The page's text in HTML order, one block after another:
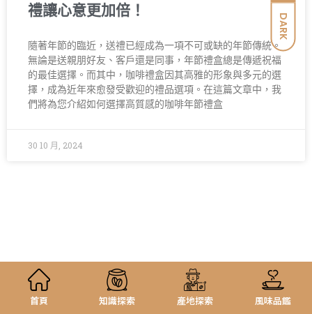
DARK
禮讓心意更加倍！
隨著年節的臨近，送禮已經成為一項不可或缺的年節傳統。
無論是送親朋好友、客戶還是同事，年節禮盒總是傳遞祝福
的最佳選擇。而其中，咖啡禮盒因其高雅的形象與多元的選
擇，成為近年來愈發受歡迎的禮品選項。在這篇文章中，我
們將為您介紹如何選擇高質感的咖啡年節禮盒
30 10 月, 2024
首頁 知識探索 產地探索 風味品鑑